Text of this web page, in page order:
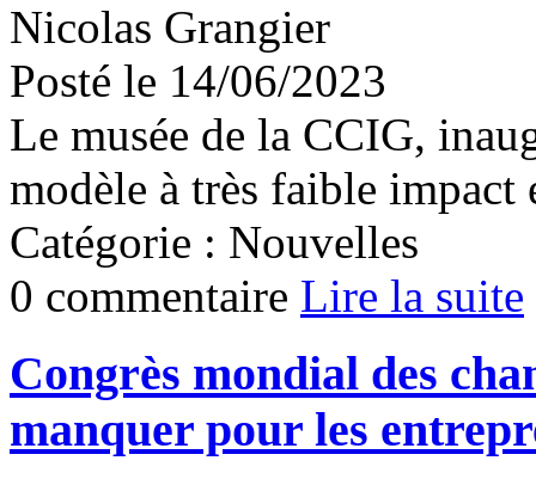
Nicolas Grangier
Posté le 14/06/2023
Le musée de la CCIG,
modèle à très faible impact
Catégorie : Nouvelles
0 commentaire Lire la suite
Congrès mondial des
manquer pour les